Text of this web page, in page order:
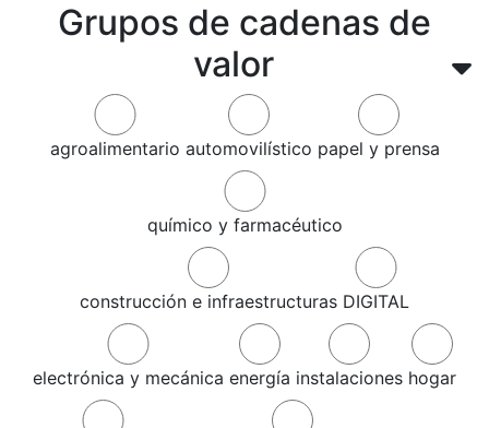
Grupos de cadenas de
valor
agroalimentario automovilístico papel y prensa
químico y farmacéutico
construcción e infraestructuras DIGITAL
electrónica y mecánica energía instalaciones hogar